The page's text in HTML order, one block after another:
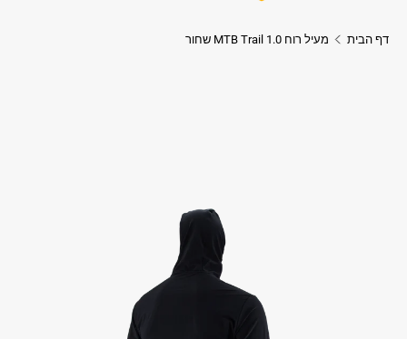
דף הבית מעיל רוח MTB Trail 1.0 שחור